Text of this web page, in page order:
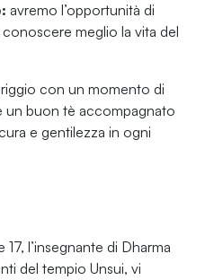
avremo l’opportunità di
meglio la vita del
con un momento di
un buon tè accompagnato
e gentilezza in ogni
l’insegnante di Dharma
del tempio Unsui, vi